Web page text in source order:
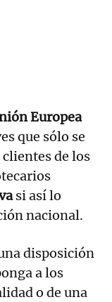
Europea
que sólo se
de los
si así lo
nacional.
disposición
a los
o de una